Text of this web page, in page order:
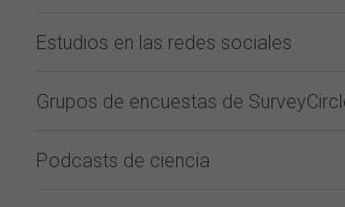
Estudios en las redes sociales
Grupos de encuestas de
Podcasts de ciencia